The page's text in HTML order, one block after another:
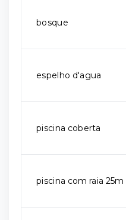
bosque
espelho d'agua
piscina coberta
piscina com raia 25m